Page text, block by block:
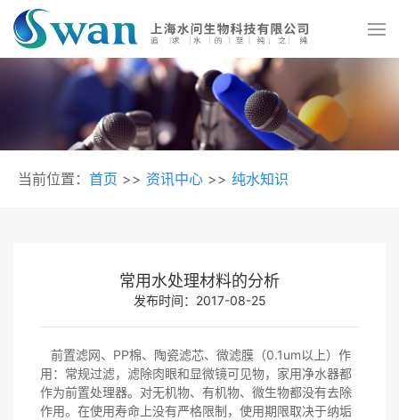
当前位置： 首页 >> 资讯中心 >> 纯水知识
常用水处理材料的分析
发布时间：2017-08-25
前置滤网、PP棉、陶瓷滤芯、微滤膜（0.1um以上）作
用：常规过滤，滤除肉眼和显微镜可见物，家用净水器都
作为前置处理器。对无机物、有机物、微生物都没有去除
作用。在使用寿命上没有严格限制，使用期限取决于纳垢